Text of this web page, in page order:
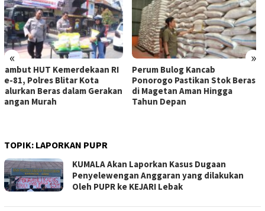
« »
Perum Bulog Kancab
Ponorogo Pastikan Stok Beras
di Magetan Aman Hingga
Tahun Depan
ITB Terapkan Nilai Kearifan
Lokal sebagai Landasan
Penanganan Pascabencana di
Tanjung Pura, Sumatera
TOPIK: LAPORKAN PUPR
KUMALA Akan Laporkan Kasus Dugaan
Penyelewengan Anggaran yang dilakukan
Oleh PUPR ke KEJARI Lebak